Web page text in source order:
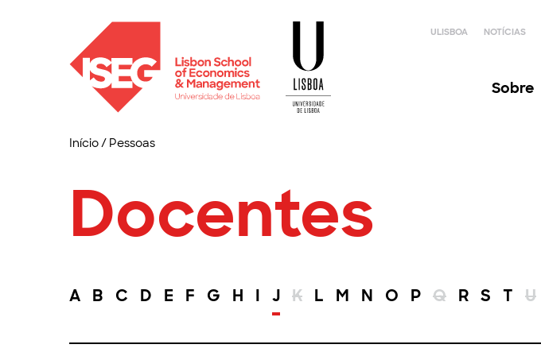
ULISBOA NOTÍCIAS
Sobre
Início/ Pessoas
Docentes
A B C D E F G H I J K L M N O P Q R S T U